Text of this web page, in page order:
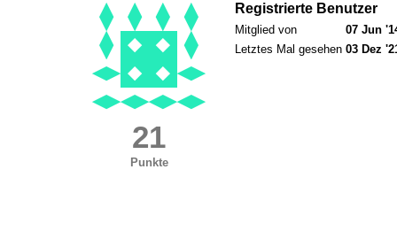
21
Punkte
Registrierte Benutzer
Mitglied von
07 Jun
Letztes Mal gesehen 03 Dez